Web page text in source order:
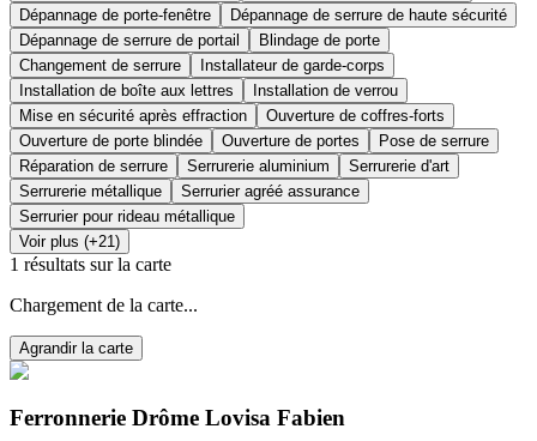
Dépannage de porte-fenêtre
Dépannage de serrure de haute sécurité
Dépannage de serrure de portail
Blindage de porte
Changement de serrure
Installateur de garde-corps
Installation de boîte aux lettres
Installation de verrou
Mise en sécurité après effraction
Ouverture de coffres-forts
Ouverture de porte blindée
Ouverture de portes
Pose de serrure
Réparation de serrure
Serrurerie aluminium
Serrurerie d'art
Serrurerie métallique
Serrurier agréé assurance
Serrurier pour rideau métallique
Voir plus (+21)
1 résultats sur la carte
Chargement de la carte...
Agrandir la carte
Ferronnerie Drôme Lovisa Fabien